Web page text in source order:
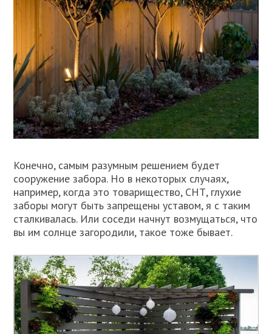
Конечно, самым разумным решением будет
сооружение забора. Но в некоторых случаях,
например, когда это товарищество, СНТ, глухие
заборы могут быть запрещены уставом, я с таким
сталкивалась. Или соседи начнут возмущаться, что
вы им солнце загородили, такое тоже бывает.